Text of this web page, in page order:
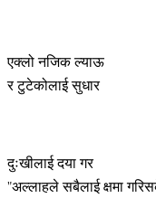
एक्लो नजिक ल्याऊ
र टुटेकोलाई सुधार
दुःखीलाई दया गर
"अल्लाहले सबैलाई क्षमा